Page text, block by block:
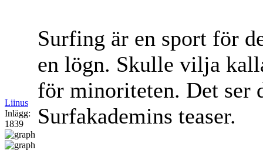
Liinus
Inlägg:
1839
Surfing är en sport för
en lögn. Skulle vilja
för minoriteten. Det ser
Surfakademins teaser.